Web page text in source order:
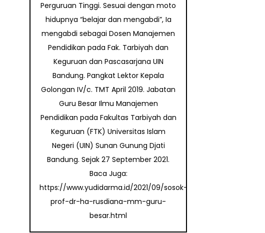
Perguruan Tinggi. Sesuai dengan moto
hidupnya “belajar dan mengabdi”, Ia
mengabdi sebagai Dosen Manajemen
Pendidikan pada Fak. Tarbiyah dan
Keguruan dan Pascasarjana UIN
Bandung. Pangkat Lektor Kepala
Golongan IV/c. TMT April 2019. Jabatan
Guru Besar Ilmu Manajemen
Pendidikan pada Fakultas Tarbiyah dan
Keguruan (FTK) Universitas Islam
Negeri (UIN) Sunan Gunung Djati
Bandung. Sejak 27 September 2021.
Baca Juga:
https://www.yudidarma.id/2021/09/sosok-
prof-dr-ha-rusdiana-mm-guru-
besar.html